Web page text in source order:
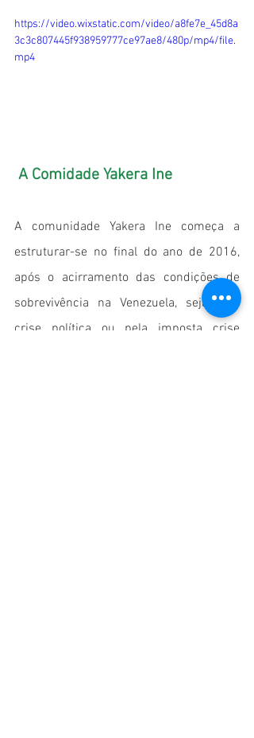
https://video.wixstatic.com/video/a8fe7e_45d8a
3c3c807445f938959777ce97ae8/480p/mp4/file.
mp4
A Comidade Yakera Ine
A comunidade Yakera Ine começa a
estruturar-se no final do ano de 2016,
após o acirramento das condições de
sobrevivência na Venezuela, seja pela
crise política ou pela imposta crise